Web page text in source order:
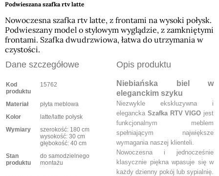
Podwieszana szafka rtv latte
Nowoczesna szafka rtv latte, z frontami na wysoki połysk.
Podwieszany model o stylowym wyglądzie, z zamkniętymi
frontami. Szafka dwudrzwiowa, łatwa do utrzymania w
czystości.
Dane szczegółowe
Opis produktu
Kod
produktu
15762
Materiał
płyta meblowa
Kolor
latte/latte połysk
Wymiary
szerokość: 180 cm
wysokość: 30 cm
głębokość: 40 cm
Stan
produktu
do samodzielnego
montażu
Niebiańska biel w
eleganckim szyku
Niezwykle ekskluzywna i
elegancka Szafka RTV VIGO jest
funkcjonalnym meblem
spełniającym największe
wymagania naszej klienteli.
Nowoczesna i jednocześnie
klasycznie piękna wpasuje się w
każdy dzienny pokój lub sypialnię.